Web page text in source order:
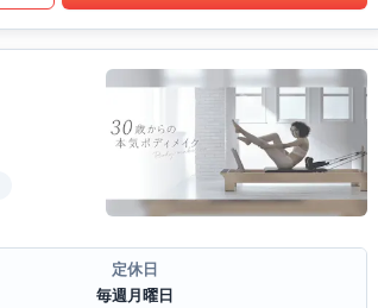
定休日
毎週月曜日